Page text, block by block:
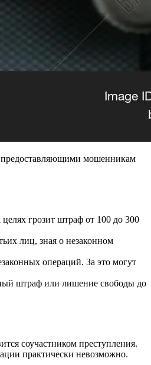
предоставляющими мошенникам
грозит штраф от 100 до 300
лиц, зная о незаконном
операций. За это могут
штраф или лишение свободы до
соучастником преступления.
практически невозможно.